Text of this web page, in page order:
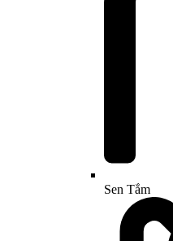
Sen Tắm